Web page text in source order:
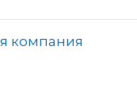
компания